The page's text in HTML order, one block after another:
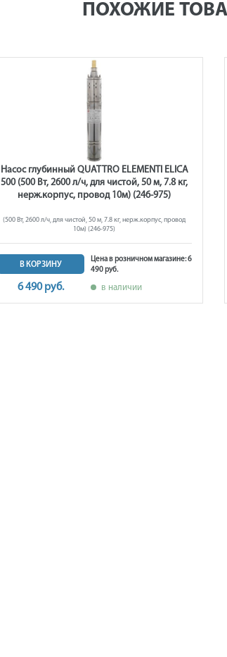
ПОХОЖИЕ
Насос глубинный QUATTRO ELEMENTI ELICA
500 (500 Вт, 2600 л/ч, для чистой, 50 м, 7.8 кг,
нерж.корпус, провод 10м) (246-975)
(500 Вт, 2600 л/ч, для чистой, 50 м, 7.8 кг, нерж.корпус, провод
10м) (246-975)
В КОРЗИНУ
6 490 руб.
Цена в розничном магазине: 6
490 руб.
в наличии